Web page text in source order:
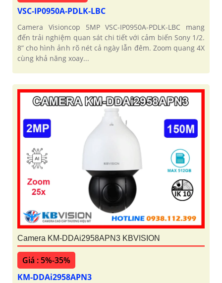
VSC-IP0950A-PDLK-LBC
Camera Visioncop 5MP VSC-IP0950A-PDLK-LBC mang
đến trải nghiệm quan sát chi tiết với cảm biến Sony 1/2.
8” cho hình ảnh rõ nét cả ngày lẫn đêm. Zoom quang 4X
cùng khả năng xoay...
Camera KM-DDAi2958APN3 KBVISION
Giá : 5%-35%
KM-DDAi2958APN3